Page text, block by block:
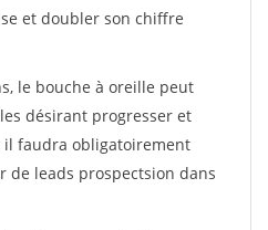
et doubler son chiffre
le bouche à oreille peut
désirant progresser et
faudra obligatoirement
de leads prospectsion dans